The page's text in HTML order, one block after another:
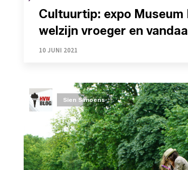
Cultuurtip: expo
welzijn vroeger en
10 JUNI 2021
Sien Simoens